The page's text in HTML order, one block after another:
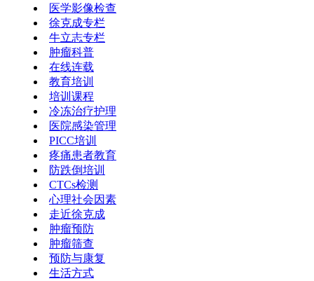
医学影像检查
徐克成专栏
牛立志专栏
肿瘤科普
在线连载
教育培训
培训课程
冷冻治疗护理
医院感染管理
PICC培训
疼痛患者教育
防跌倒培训
CTCs检测
心理社会因素
走近徐克成
肿瘤预防
肿瘤筛查
预防与康复
生活方式